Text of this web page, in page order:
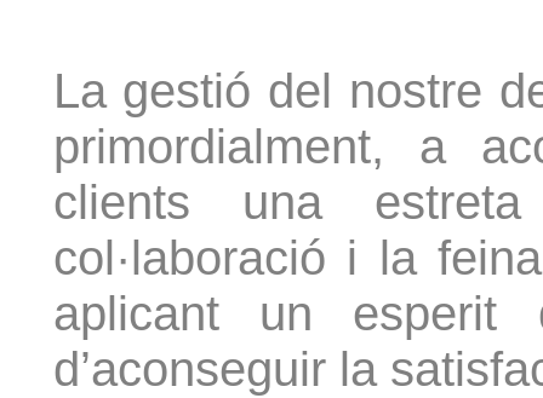
La gestió del nostre
primordialment, a
clients una
col·laboració i la
aplicant un esperit
d’aconseguir la